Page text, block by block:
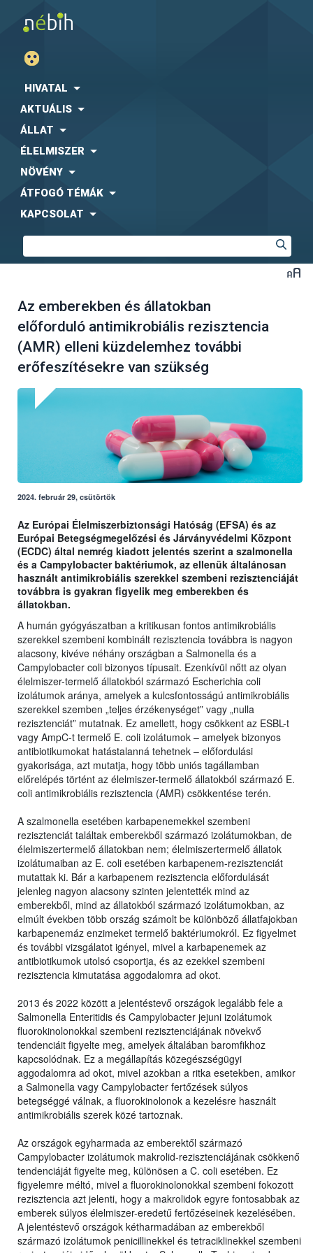
HIVATAL
AKTUÁLIS
ÁLLAT
ÉLELMISZER
NÖVÉNY
ÁTFOGÓ TÉMÁK
KAPCSOLAT
Az emberekben és állatokban
előforduló antimikrobiális rezisztencia
(AMR) elleni küzdelemhez további
erőfeszítésekre van szükség
2024. február 29, csütörtök
Az Európai Élelmiszerbiztonsági Hatóság (EFSA) és az
Európai Betegségmegelőzési és Járványvédelmi Központ
(ECDC) által nemrég kiadott jelentés szerint a szalmonella
és a Campylobacter baktériumok, az ellenük általánosan
használt antimikrobiális szerekkel szembeni rezisztenciáját
továbbra is gyakran figyelik meg emberekben és
állatokban.
A humán gyógyászatban a kritikusan fontos antimikrobiális
szerekkel szembeni kombinált rezisztencia továbbra is nagyon
alacsony, kivéve néhány országban a Salmonella és a
Campylobacter coli bizonyos típusait. Ezenkívül nőtt az olyan
élelmiszer-termelő állatokból származó Escherichia coli
izolátumok aránya, amelyek a kulcsfontosságú antimikrobiális
szerekkel szemben „teljes érzékenységet” vagy „nulla
rezisztenciát” mutatnak. Ez amellett, hogy csökkent az ESBL-t
vagy AmpC-t termelő E. coli izolátumok – amelyek bizonyos
antibiotikumokat hatástalanná tehetnek – előfordulási
gyakorisága, azt mutatja, hogy több uniós tagállamban
előrelépés történt az élelmiszer-termelő állatokból származó E.
coli antimikrobiális rezisztencia (AMR) csökkentése terén.
A szalmonella esetében karbapenemekkel szembeni
rezisztenciát találtak emberekből származó izolátumokban, de
élelmiszertermelő állatokban nem; élelmiszertermelő állatok
izolátumaiban az E. coli esetében karbapenem-rezisztenciát
mutattak ki. Bár a karbapenem rezisztencia előfordulását
jelenleg nagyon alacsony szinten jelentették mind az
emberekből, mind az állatokból származó izolátumokban, az
elmúlt években több ország számolt be különböző állatfajokban
karbapenemáz enzimeket termelő baktériumokról. Ez figyelmet
és további vizsgálatot igényel, mivel a karbapenemek az
antibiotikumok utolsó csoportja, és az ezekkel szembeni
rezisztencia kimutatása aggodalomra ad okot.
2013 és 2022 között a jelentéstevő országok legalább fele a
Salmonella Enteritidis és Campylobacter jejuni izolátumok
fluorokinolonokkal szembeni rezisztenciájának növekvő
tendenciáit figyelte meg, amelyek általában baromfikhoz
kapcsolódnak. Ez a megállapítás közegészségügyi
aggodalomra ad okot, mivel azokban a ritka esetekben, amikor
a Salmonella vagy Campylobacter fertőzések súlyos
betegséggé válnak, a fluorokinolonok a kezelésre használt
antimikrobiális szerek közé tartoznak.
Az országok egyharmada az emberektől származó
Campylobacter izolátumok makrolid-rezisztenciájának csökkenő
tendenciáját figyelte meg, különösen a C. coli esetében. Ez
figyelemre méltó, mivel a fluorokinolonokkal szembeni fokozott
rezisztencia azt jelenti, hogy a makrolidok egyre fontosabbak az
emberek súlyos élelmiszer-eredetű fertőzéseinek kezelésében.
A jelentéstevő országok kétharmadában az emberekből
származó izolátumok penicillinekkel és tetraciklinekkel szembeni